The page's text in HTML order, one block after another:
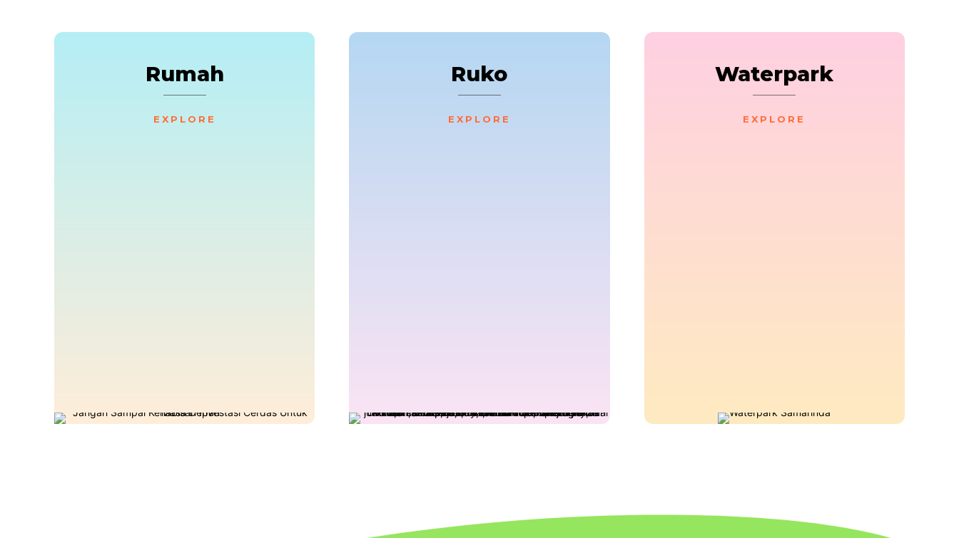
Rumah
EXPLORE
Ruko
EXPLORE
Waterpark
EXPLORE